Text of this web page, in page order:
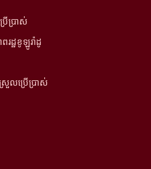
ប្រាស់
ដ្ឋខូឡូរ៉ាដូ
រួលប្រើប្រាស់